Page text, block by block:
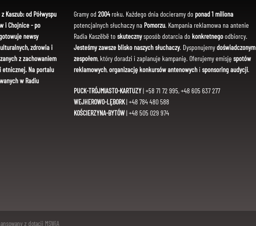
Kaszub: od Półwyspu
i Chojnice - po
newsy
zdrowia i
z zachowaniem
etnicznej. Na portalu
w Radiu
Gramy od 2004roku. Każdego dnia docieramy do ponad 1 miliona
potencjalnych słuchaczy na Pomorzu. Kampania reklamowa na antenie
Radia Kaszëbë toskutecznysposób dotarcia dokonkretnegoodbiorcy.
Jesteśmy zawsze blisko naszych słuchaczy. Dysponujemydoświadczonym
zespołem, który doradzi i zaplanuje kampanię. Oferujemy emisję spotów
reklamowych,organizację konkursów antenowychi sponsoring audycji.
PUCK-TRÓJMIASTO-KARTUZY| +58 71 72 995, +48 605 637 277
WEJHEROWO-LĘBORK| +48 784 480 588
KOŚCIERZYNA-BYTÓW| +48 505 029 974
z dotacji MSWiA